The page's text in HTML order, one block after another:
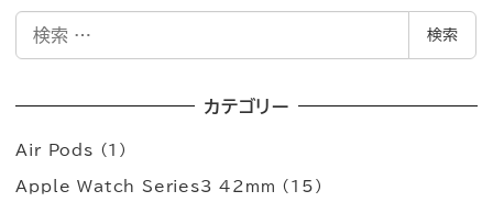
検索
カテゴリー
Air Pods (1)
Apple Watch Series3 42mm (15)